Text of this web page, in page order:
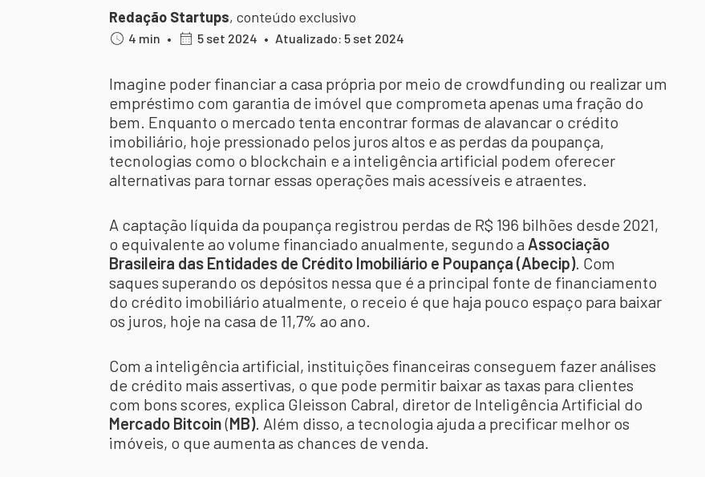
Redação Startups, conteúdo exclusivo
4 min • 5 set 2024 • Atualizado: 5 set 2024
Imagine poder financiar a casa própria por meio de crowdfunding ou realizar um
empréstimo com garantia de imóvel que comprometa apenas uma fração do
bem. Enquanto o mercado tenta encontrar formas de alavancar o crédito
imobiliário, hoje pressionado pelos juros altos e as perdas da poupança,
tecnologias como o blockchain e a inteligência artificial podem oferecer
alternativas para tornar essas operações mais acessíveis e atraentes.
A captação líquida da poupança registrou perdas de R$ 196 bilhões desde 2021,
o equivalente ao volume financiado anualmente, segundo a Associação
Brasileira das Entidades de Crédito Imobiliário e Poupança (Abecip). Com
saques superando os depósitos nessa que é a principal fonte de financiamento
do crédito imobiliário atualmente, o receio é que haja pouco espaço para baixar
os juros, hoje na casa de 11,7% ao ano.
Com a inteligência artificial, instituições financeiras conseguem fazer análises
de crédito mais assertivas, o que pode permitir baixar as taxas para clientes
com bons scores, explica Gleisson Cabral, diretor de Inteligência Artificial do
Mercado Bitcoin(MB). Além disso, a tecnologia ajuda a precificar melhor os
imóveis, o que aumenta as chances de venda.